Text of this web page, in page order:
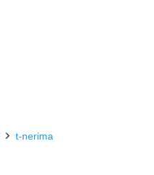
t-nerima